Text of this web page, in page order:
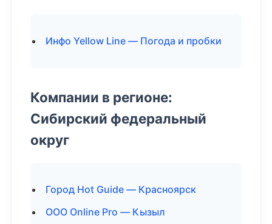
Инфо Yellow Line — Погода и пробки
Компании в регионе:
Сибирский федеральный
округ
Город Hot Guide — Красноярск
ООО Online Pro — Кызыл